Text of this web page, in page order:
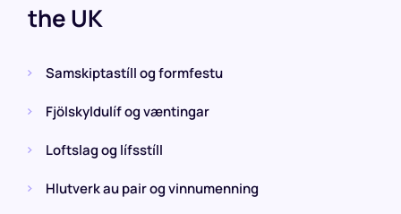
the UK
Samskiptastíll og formfestu
Fjölskyldulíf og væntingar
Loftslag og lífsstíll
Hlutverk au pair og vinnumenning